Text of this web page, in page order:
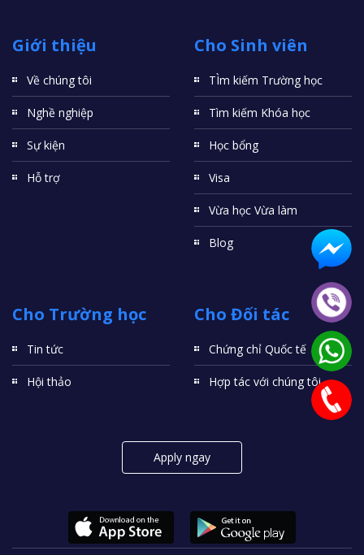
Giới thiệu
Về chúng tôi
Nghề nghiệp
Sự kiện
Hỗ trợ
Cho Sinh viên
TÌm kiếm Trường học
Tìm kiếm Khóa học
Học bổng
Visa
Vừa học Vừa làm
Blog
Cho Trường học
Tin tức
Hội thảo
Cho Đối tác
Chứng chỉ Quốc tế
Hợp tác với chúng tôi
Apply ngay